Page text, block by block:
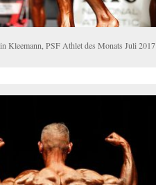
Kleemann, PSF Athlet des Monats Juli 2017